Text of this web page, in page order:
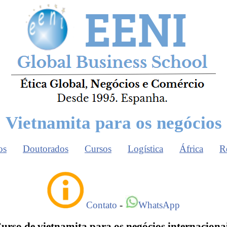
Vietnamita para os negócios
Doutorados Cursos Logística África
Contato - WhatsApp